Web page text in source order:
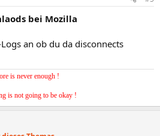
bei Mozilla
an ob du da disconnects
is never enough !
is not going to be okay !